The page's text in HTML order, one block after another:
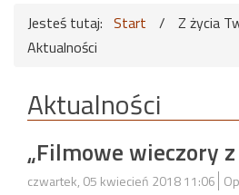
Jesteś tutaj: Start / Z życia
Aktualności
Aktualności
„Filmowe wieczory
czwartek, 05 kwiecień 2018 11:06